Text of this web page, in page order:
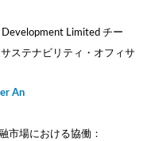
Limited チー
ステナビリティ・オフィサ
An
市場における協働：